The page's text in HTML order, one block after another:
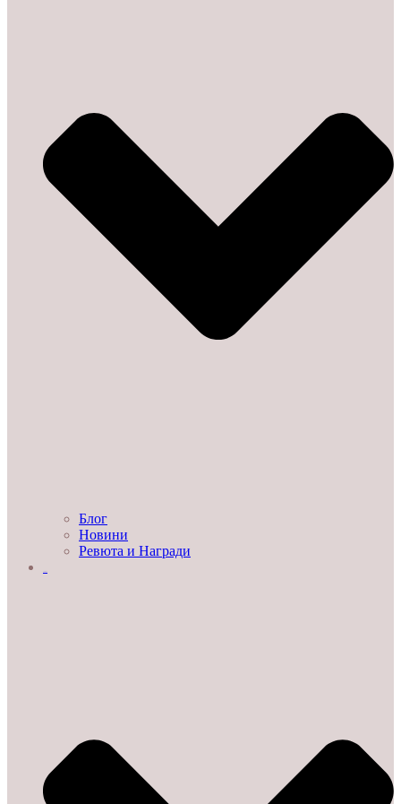
Блог
Новини
Ревюта и Награди